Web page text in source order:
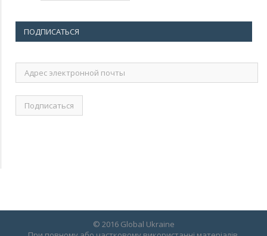
ПОДПИСАТЬСЯ
Адрес
электронной
© 2016 Global Ukraine